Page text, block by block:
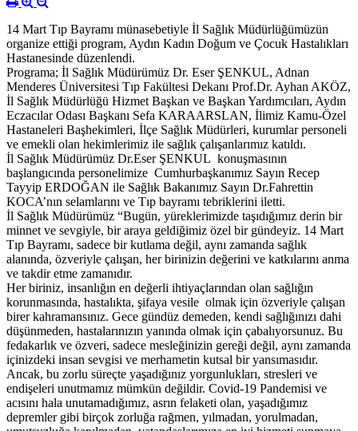
14 Mart Tıp Bayramı münasebetiyle İl Sağlık Müdürlüğümüzün
organize ettiği program, Aydın Kadın Doğum ve Çocuk Hastalıkları
Hastanesinde düzenlendi.
Programa; İl Sağlık Müdürümüz Dr. Eser ŞENKUL, Adnan
Menderes Üniversitesi Tıp Fakültesi Dekanı Prof.Dr. Ayhan AKÖZ,
İl Sağlık Müdürlüğü Hizmet Başkan ve Başkan Yardımcıları, Aydın
Eczacılar Odası Başkanı Sefa KARAARSLAN, İlimiz Kamu-Özel
Hastaneleri Başhekimleri, İlçe Sağlık Müdürleri, kurumlar personeli
ve emekli olan hekimlerimiz ile sağlık çalışanlarımız katıldı.
İl Sağlık Müdürümüz Dr.Eser ŞENKUL konuşmasının
başlangıcında personelimize Cumhurbaşkanımız Sayın Recep
Tayyip ERDOĞAN ile Sağlık Bakanımız Sayın Dr.Fahrettin
KOCA’nın selamlarını ve Tıp bayramı tebriklerini iletti.
İl Sağlık Müdürümüz “Bugün, yüreklerimizde taşıdığımız derin bir
minnet ve sevgiyle, bir araya geldiğimiz özel bir gündeyiz. 14 Mart
Tıp Bayramı, sadece bir kutlama değil, aynı zamanda sağlık
alanında, özveriyle çalışan, her birinizin değerini ve katkılarını anma
ve takdir etme zamanıdır.
Her biriniz, insanlığın en değerli ihtiyaçlarından olan sağlığın
korunmasında, hastalıkta, şifaya vesile olmak için özveriyle çalışan
birer kahramansınız. Gece gündüz demeden, kendi sağlığınızı dahi
düşünmeden, hastalarınızın yanında olmak için çabalıyorsunuz. Bu
fedakarlık ve özveri, sadece mesleğinizin gereği değil, aynı zamanda
içinizdeki insan sevgisi ve merhametin kutsal bir yansımasıdır.
Ancak, bu zorlu süreçte yaşadığınız yorgunlukları, stresleri ve
endişeleri unutmamız mümkün değildir. Covid-19 Pandemisi ve
acısını hala unutamadığımız, asrın felaketi olan, yaşadığımız
depremler gibi birçok zorluğa rağmen, yılmadan, yorulmadan,